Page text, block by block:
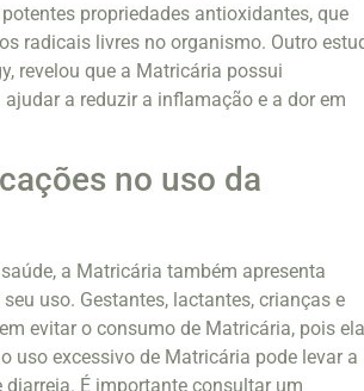
propriedades antioxidantes, que
radicais livres no organismo. Outro
revelou que a Matricária possui
a reduzir a inflamação e a dor em
no uso da
a Matricária também apresenta
uso. Gestantes, lactantes, crianças e
evitar o consumo de Matricária, pois ela
uso excessivo de Matricária pode levar a
É importante consultar um